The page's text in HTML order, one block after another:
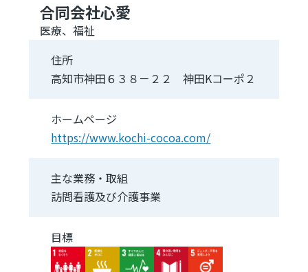
合同会社心愛
医療、福祉
住所
高知市神田６３８－２２ 神田Kコーポ２
ホームページ
https://www.kochi-cocoa.com/
主な業務・取組
訪問看護及び介護事業
目標
Image
Image Image Image Image